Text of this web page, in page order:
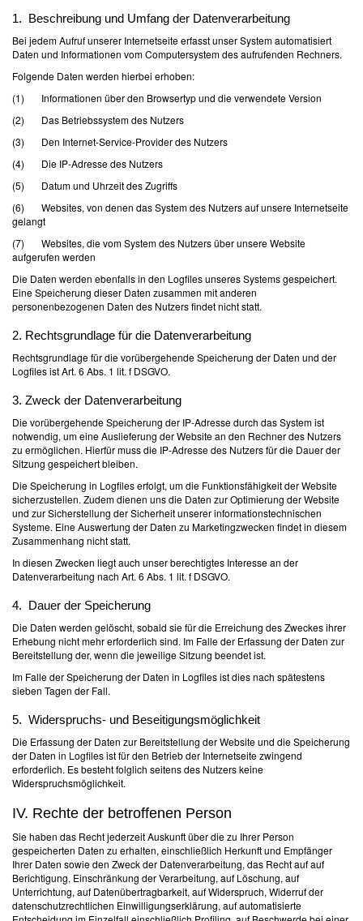
1. Beschreibung und Umfang der Datenverarbeitung
Bei jedem Aufruf unserer Internetseite erfasst unser System automatisiert
Daten und Informationen vom Computersystem des aufrufenden Rechners.
Folgende Daten werden hierbei erhoben:
(1) Informationen über den Browsertyp und die verwendete Version
(2) Das Betriebssystem des Nutzers
(3) Den Internet-Service-Provider des Nutzers
(4) Die IP-Adresse des Nutzers
(5) Datum und Uhrzeit des Zugriffs
(6) Websites, von denen das System des Nutzers auf unsere Internetseite
gelangt
(7) Websites, die vom System des Nutzers über unsere Website
aufgerufen werden
Die Daten werden ebenfalls in den Logfiles unseres Systems gespeichert.
Eine Speicherung dieser Daten zusammen mit anderen
personenbezogenen Daten des Nutzers findet nicht statt.
2. Rechtsgrundlage für die Datenverarbeitung
Rechtsgrundlage für die vorübergehende Speicherung der Daten und der
Logfiles ist Art. 6 Abs. 1 lit. f DSGVO.
3. Zweck der Datenverarbeitung
Die vorübergehende Speicherung der IP-Adresse durch das System ist
notwendig, um eine Auslieferung der Website an den Rechner des Nutzers
zu ermöglichen. Hierfür muss die IP-Adresse des Nutzers für die Dauer der
Sitzung gespeichert bleiben.
Die Speicherung in Logfiles erfolgt, um die Funktionsfähigkeit der Website
sicherzustellen. Zudem dienen uns die Daten zur Optimierung der Website
und zur Sicherstellung der Sicherheit unserer informationstechnischen
Systeme. Eine Auswertung der Daten zu Marketingzwecken findet in diesem
Zusammenhang nicht statt.
In diesen Zwecken liegt auch unser berechtigtes Interesse an der
Datenverarbeitung nach Art. 6 Abs. 1 lit. f DSGVO.
4. Dauer der Speicherung
Die Daten werden gelöscht, sobald sie für die Erreichung des Zweckes ihrer
Erhebung nicht mehr erforderlich sind. Im Falle der Erfassung der Daten zur
Bereitstellung der, wenn die jeweilige Sitzung beendet ist.
Im Falle der Speicherung der Daten in Logfiles ist dies nach spätestens
sieben Tagen der Fall.
5. Widerspruchs- und Beseitigungsmöglichkeit
Die Erfassung der Daten zur Bereitstellung der Website und die Speicherung
der Daten in Logfiles ist für den Betrieb der Internetseite zwingend
erforderlich. Es besteht folglich seitens des Nutzers keine
Widerspruchsmöglichkeit.
IV. Rechte der betroffenen Person
Sie haben das Recht jederzeit Auskunft über die zu Ihrer Person
gespeicherten Daten zu erhalten, einschließlich Herkunft und Empfänger
Ihrer Daten sowie den Zweck der Datenverarbeitung, das Recht auf auf
Berichtigung, Einschränkung der Verarbeitung, auf Löschung, auf
Unterrichtung, auf Datenübertragbarkeit, auf Widerspruch, Widerruf der
datenschutzrechtlichen Einwilligungserklärung, auf automatisierte